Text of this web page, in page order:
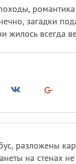
загадки
жилось всегда
разложены
на стенах не